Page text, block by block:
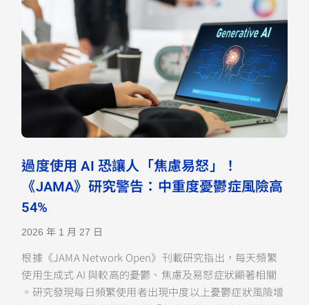
過度使用 AI 恐讓人「焦慮易怒」！
《JAMA》研究警告：中重度憂鬱症風險高
54%
2026 年 1 月 27 日
根據《JAMA Network Open》刊載研究指出，每天頻繁
使用生成式 AI 與較高的憂鬱、焦慮及易怒症狀顯著相關
。研究發現每日頻繁使用者出現中度以上憂鬱症狀風險增